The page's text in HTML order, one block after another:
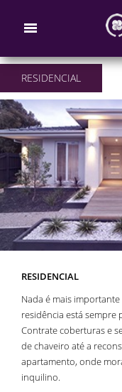
RESIDENCIAL
RESIDENCIAL
Nada é mais
residência está
Contrate coberturas e
de chaveiro até a
apartamento, onde
inquilino.